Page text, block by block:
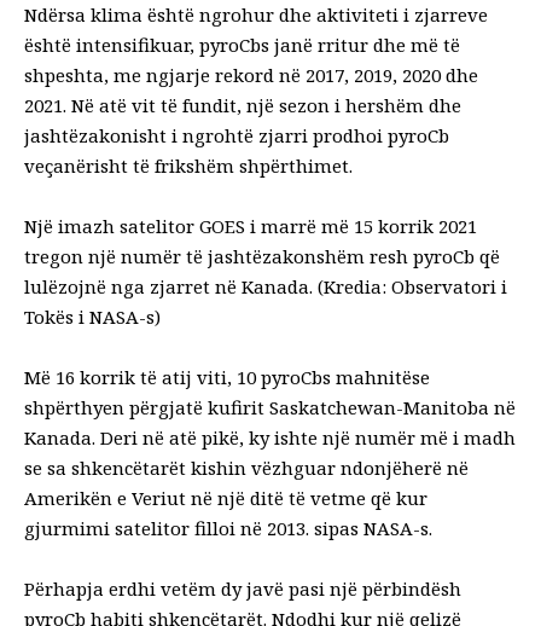
Ndërsa klima është ngrohur dhe aktiviteti i zjarreve
është intensifikuar, pyroCbs janë rritur dhe më të
shpeshta, me ngjarje rekord në 2017, 2019, 2020 dhe
2021. Në atë vit të fundit, një sezon i hershëm dhe
jashtëzakonisht i ngrohtë zjarri prodhoi pyroCb
veçanërisht të frikshëm shpërthimet.
Një imazh satelitor GOES i marrë më 15 korrik 2021
tregon një numër të jashtëzakonshëm resh pyroCb që
lulëzojnë nga zjarret në Kanada. (Kredia: Observatori i
Tokës i NASA-s)
Më 16 korrik të atij viti, 10 pyroCbs mahnitëse
shpërthyen përgjatë kufirit Saskatchewan-Manitoba në
Kanada. Deri në atë pikë, ky ishte një numër më i madh
se sa shkencëtarët kishin vëzhguar ndonjëherë në
Amerikën e Veriut në një ditë të vetme që kur
gjurmimi satelitor filloi në 2013. sipas NASA-s.
Përhapja erdhi vetëm dy javë pasi një përbindësh
pyroCb habiti shkencëtarët. Ndodhi kur një qelizë